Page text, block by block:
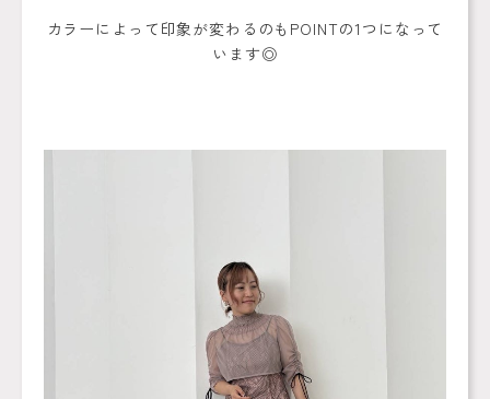
カラーによって印象が変わるのもPOINTの1つになって
います◎